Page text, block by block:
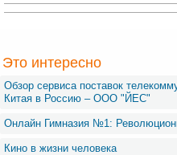
Это интересно
Обзор сервиса поставок
Китая в Россию – OOO "ЙЕС"
Онлайн Гимназия №1:
Кино в жизни человека